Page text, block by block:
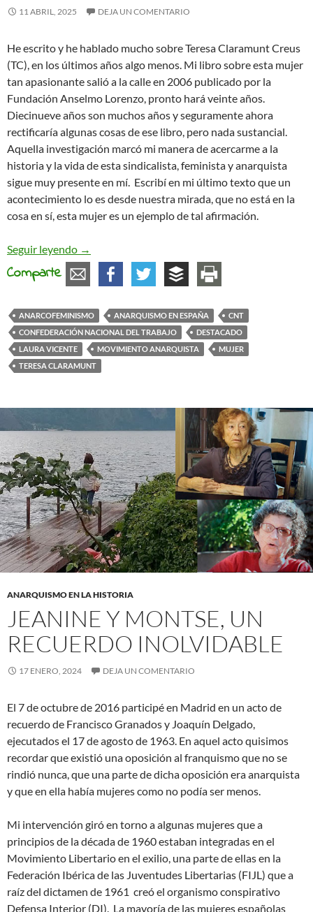
11 ABRIL, 2025 DEJA UN COMENTARIO
He escrito y he hablado mucho sobre Teresa Claramunt Creus
(TC), en los últimos años algo menos. Mi libro sobre esta mujer
tan apasionante salió a la calle en 2006 publicado por la
Fundación Anselmo Lorenzo, pronto hará veinte años.
Diecinueve años son muchos años y seguramente ahora
rectificaría algunas cosas de ese libro, pero nada sustancial.
Aquella investigación marcó mi manera de acercarme a la
historia y la vida de esta sindicalista, feminista y anarquista
sigue muy presente en mí. Escribí en mi último texto que un
acontecimiento lo es desde nuestra mirada, que no está en la
cosa en sí, esta mujer es un ejemplo de tal afirmación.
Seguir leyendo TERESA CLARAMUNT CREUS. 94 años de su
→
Comparte
ANARCOFEMINISMO ANARQUISMO EN ESPAÑA
CNT
CONFEDERACIÓN NACIONAL DEL TRABAJO
DESTACADO
LAURA VICENTE
MOVIMIENTO ANARQUISTA
MUJER
TERESA CLARAMUNT
ANARQUISMO EN LA HISTORIA
JEANINE Y MONTSE, UN
RECUERDO INOLVIDABLE
17 ENERO, 2024 DEJA UN COMENTARIO
El 7 de octubre de 2016 participé en Madrid en un acto de
recuerdo de Francisco Granados y Joaquín Delgado,
ejecutados el 17 de agosto de 1963. En aquel acto quisimos
recordar que existió una oposición al franquismo que no se
rindió nunca, que una parte de dicha oposición era anarquista
y que en ella había mujeres como no podía ser menos.
Mi intervención giró en torno a algunas mujeres que a
principios de la década de 1960 estaban integradas en el
Movimiento Libertario en el exilio, una parte de ellas en la
Federación Ibérica de las Juventudes Libertarias (FIJL) que a
raíz del dictamen de 1961 creó el organismo conspirativo
Defensa Interior (DI). La mayoría de las mujeres españolas